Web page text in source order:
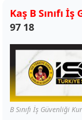
Kaş B Sınıfı
97 18
B Sınıfı İş Güvenliği